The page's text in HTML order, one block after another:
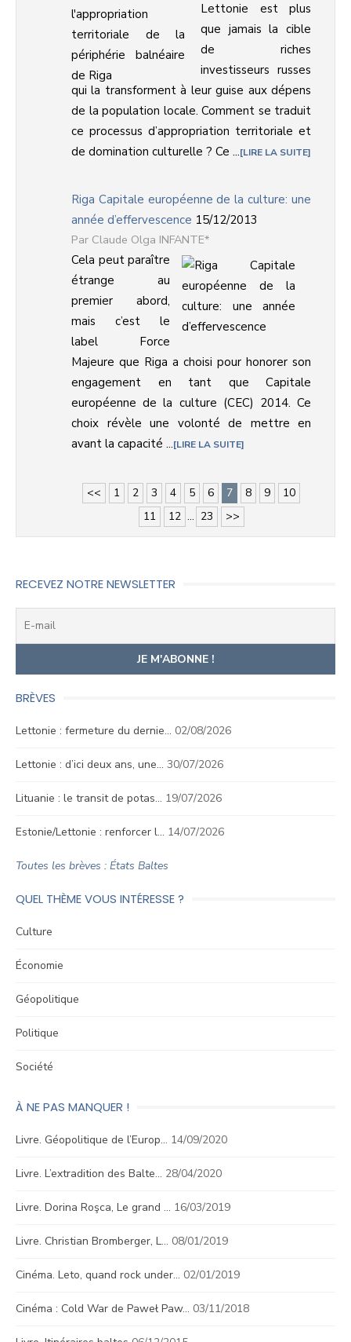
Lettonie est plus
que jamais la cible
de riches
investisseurs russes
qui la transforment à leur guise aux dépens
de la population locale. Comment se traduit
ce processus d’appropriation territoriale et
de domination culturelle ? Ce ... LIRE LA SUITE
Riga Capitale européenne de la culture: une
année d’effervescence 15/12/2013
Claude Olga INFANTE*
Cela peut paraître
étrange au
premier abord,
mais c’est le
label Force
Majeure que Riga a choisi pour honorer son
engagement en tant que Capitale
européenne de la culture (CEC) 2014. Ce
choix révèle une volonté de mettre en
avant la capacité ... LIRE LA SUITE
<< 1 2 3 4 5 6 7 8 9
10
11
12 ... 23 >>
RECEVEZ NOTRE NEWSLETTER
BRÈVES
Lettonie : fermeture du dernie… 02/08/2026
Lettonie : d’ici deux ans, une… 30/07/2026
Lituanie : le transit de potas… 19/07/2026
Estonie/Lettonie : renforcer l… 14/07/2026
Toutes les brèves : États Baltes
QUEL THÈME VOUS INTÉRESSE ?
Culture
Économie
Géopolitique
Politique
Société
À NE PAS MANQUER !
Livre. Géopolitique de l’Europ… 14/09/2020
Livre. L’extradition des Balte… 28/04/2020
Livre. Dorina Roşca, Le grand … 16/03/2019
Livre. Christian Bromberger, L… 08/01/2019
Cinéma. Leto, quand rock under… 02/01/2019
Cinéma : Cold War de Paweł Paw… 03/11/2018